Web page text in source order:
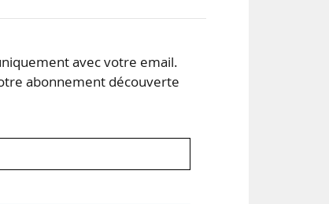
avec votre email.
abonnement découverte